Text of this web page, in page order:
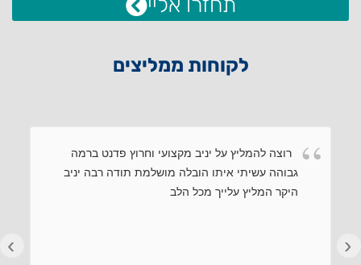
לקוחות ממליצים
רוצה להמליץ על יניב מקצועי וחרוץ פדנט ברמה
גבוהה עשיתי איתו הובלה מושלמת תודה רבה יניב
היקר המליץ עלייך מכל הלב
‹
›